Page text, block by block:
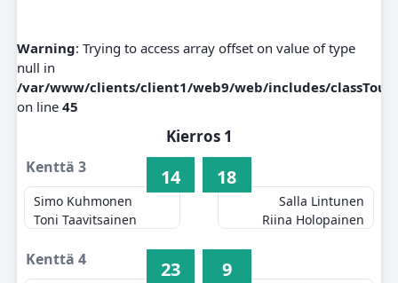
Warning: Trying to access array offset on value of type
null in
/var/www/clients/client1/web9/web/includes/
on line 45
Kierros 1
Kenttä 3
Simo Kuhmonen
Toni Taavitsainen
14 18
Salla Lintunen
Riina Holopainen
Kenttä 4 23 9